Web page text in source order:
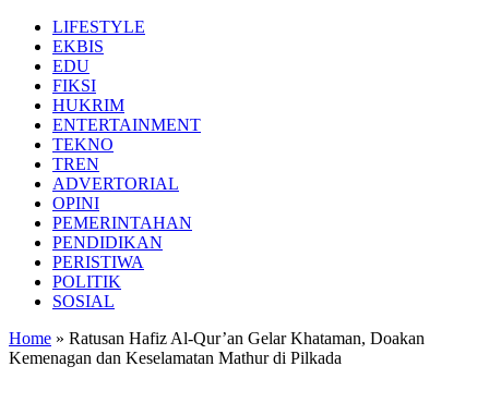
LIFESTYLE
EKBIS
EDU
FIKSI
HUKRIM
ENTERTAINMENT
TEKNO
TREN
ADVERTORIAL
OPINI
PEMERINTAHAN
PENDIDIKAN
PERISTIWA
POLITIK
SOSIAL
Home » Ratusan Hafiz Al-Qur’an Gelar Khataman, Doakan
Kemenagan dan Keselamatan Mathur di Pilkada